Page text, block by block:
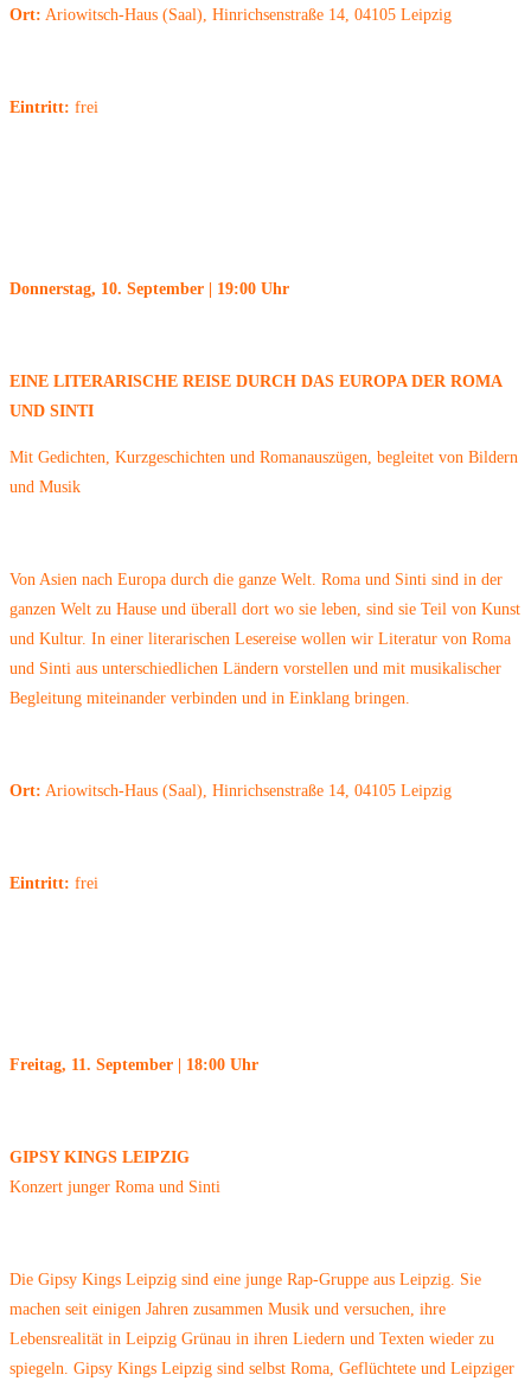
Ort: Ariowitsch-Haus (Saal), Hinrichsenstraße 14, 04105 Leipzig
Eintritt: frei
Donnerstag, 10. September | 19:00 Uhr
EINE LITERARISCHE REISE DURCH DAS EUROPA DER ROMA
UND SINTI
Mit Gedichten, Kurzgeschichten und Romanauszügen, begleitet von Bildern
und Musik
Von Asien nach Europa durch die ganze Welt. Roma und Sinti sind in der
ganzen Welt zu Hause und überall dort wo sie leben, sind sie Teil von Kunst
und Kultur. In einer literarischen Lesereise wollen wir Literatur von Roma
und Sinti aus unterschiedlichen Ländern vorstellen und mit musikalischer
Begleitung miteinander verbinden und in Einklang bringen.
Ort: Ariowitsch-Haus (Saal), Hinrichsenstraße 14, 04105 Leipzig
Eintritt: frei
Freitag, 11. September | 18:00 Uhr
GIPSY KINGS LEIPZIG
Konzert junger Roma und Sinti
Die Gipsy Kings Leipzig sind eine junge Rap-Gruppe aus Leipzig. Sie
machen seit einigen Jahren zusammen Musik und versuchen, ihre
Lebensrealität in Leipzig Grünau in ihren Liedern und Texten wieder zu
spiegeln. Gipsy Kings Leipzig sind selbst Roma, Geflüchtete und Leipziger